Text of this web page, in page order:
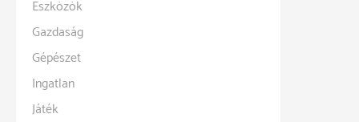
Eszközök
Gazdaság
Gépészet
Ingatlan
Játék